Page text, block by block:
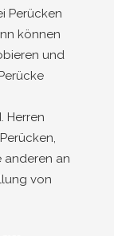
Perücken
können
und
Herren
anderen an
von